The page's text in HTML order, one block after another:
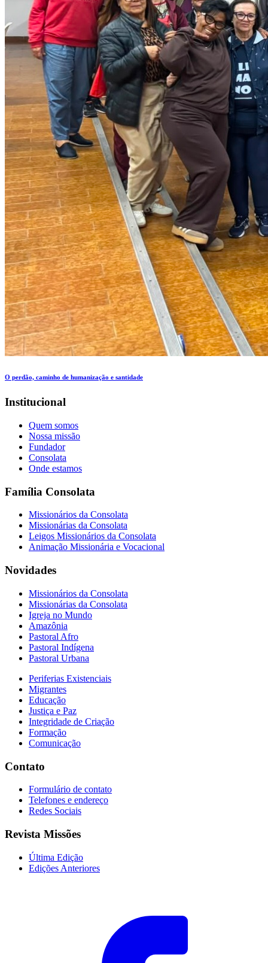
O perdão, caminho de humanização e santidade
Institucional
Quem somos
Nossa missão
Fundador
Consolata
Onde estamos
Família Consolata
Missionários da Consolata
Missionárias da Consolata
Leigos Missionários da Consolata
Animação Missionária e Vocacional
Novidades
Missionários da Consolata
Missionárias da Consolata
Igreja no Mundo
Amazônia
Pastoral Afro
Pastoral Indígena
Pastoral Urbana
Periferias Existenciais
Migrantes
Educação
Justiça e Paz
Integridade de Criação
Formação
Comunicação
Contato
Formulário de contato
Telefones e endereço
Redes Sociais
Revista Missões
Última Edição
Edições Anteriores